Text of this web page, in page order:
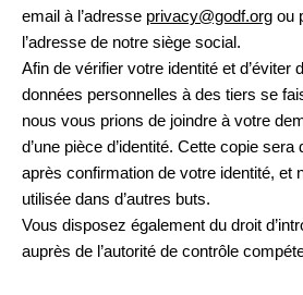
email à l’adresse privacy@godf.org ou
l’adresse de notre siège social.
Afin de vérifier votre identité et d’éviter
données personnelles à des tiers se
nous vous prions de joindre à votre
d’une pièce d’identité. Cette copie
après confirmation de votre identité, et
utilisée dans d’autres buts.
Vous disposez également du droit
auprès de l’autorité de contrôle